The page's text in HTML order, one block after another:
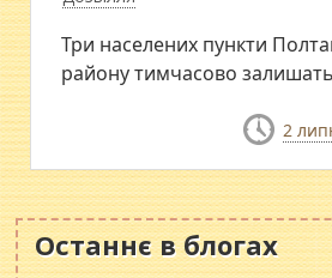
Три населених пункти
району тимчасово залишать
2
Останнє в блогах